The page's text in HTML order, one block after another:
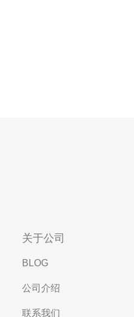
关于公司
BLOG
公司介绍
联系我们